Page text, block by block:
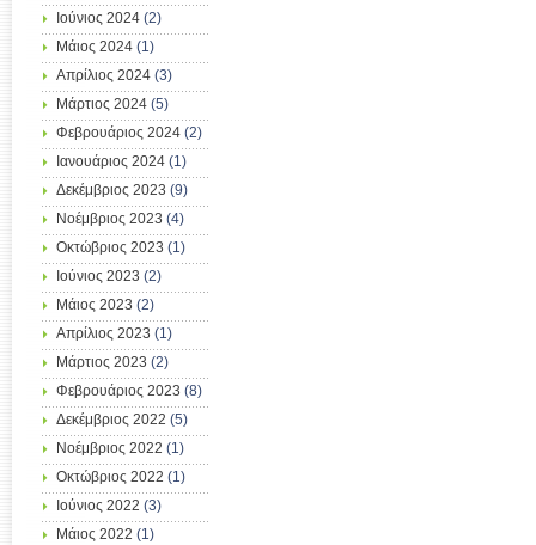
Ιούνιος 2024 (2)
Μάιος 2024 (1)
Απρίλιος 2024 (3)
Μάρτιος 2024 (5)
Φεβρουάριος 2024 (2)
Ιανουάριος 2024 (1)
Δεκέμβριος 2023 (9)
Νοέμβριος 2023 (4)
Οκτώβριος 2023 (1)
Ιούνιος 2023 (2)
Μάιος 2023 (2)
Απρίλιος 2023 (1)
Μάρτιος 2023 (2)
Φεβρουάριος 2023 (8)
Δεκέμβριος 2022 (5)
Νοέμβριος 2022 (1)
Οκτώβριος 2022 (1)
Ιούνιος 2022 (3)
Μάιος 2022 (1)